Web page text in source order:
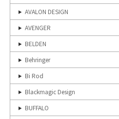
AVALON DESIGN
AVENGER
BELDEN
Behringer
Bi Rod
Blackmagic Design
BUFFALO